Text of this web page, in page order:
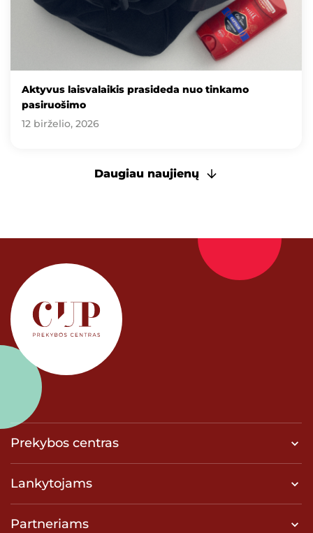
Aktyvus laisvalaikis prasideda nuo tinkamo
pasiruošimo
12 birželio, 2026
Daugiau naujienų
Prekybos centras
Lankytojams
Partneriams